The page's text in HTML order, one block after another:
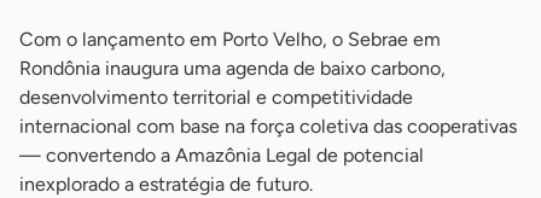
Com o lançamento em Porto Velho, o Sebrae em
Rondônia inaugura uma agenda de baixo carbono,
desenvolvimento territorial e competitividade
internacional com base na força coletiva das cooperativas
— convertendo a Amazônia Legal de potencial
inexplorado a estratégia de futuro.